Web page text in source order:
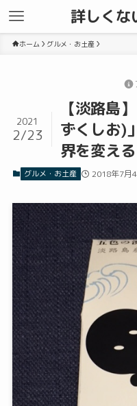
詳しくな
ホーム グルメ・お土産
【淡路島
ずくしお)
界を変える
2021
2/23
グルメ・お土産 2018年7月